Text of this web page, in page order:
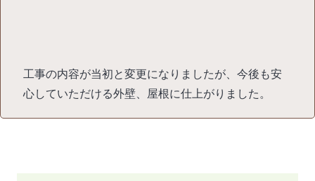
工事の内容が当初と変更になりましたが、今後も安
心していただける外壁、屋根に仕上がりました。